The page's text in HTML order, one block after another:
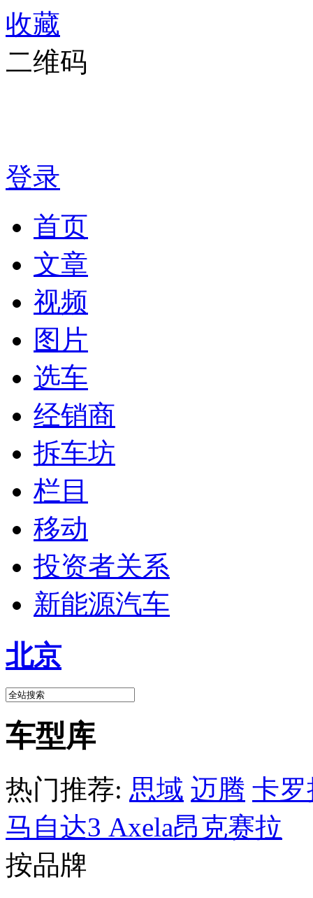
收藏
二维码
登录
首页
文章
视频
图片
选车
经销商
拆车坊
栏目
移动
投资者关系
新能源汽车
北京
车型库
热门推荐: 思域 迈腾 卡罗
马自达3 Axela昂克赛拉
按品牌